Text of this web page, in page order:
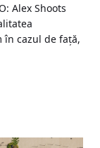
Alex Shoots
cazul de față,